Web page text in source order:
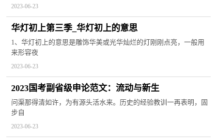
2023-06-23
华灯初上第三季_华灯初上的意思
1、华灯初上的意思是雕饰华美或光华灿烂的灯刚刚点亮，一般用
来形容夜
2023-06-23
2023国考副省级申论范文：流动与新生
问渠那得清如许，为有源头活水来。历史的经验教训一再表明，固
步自
2023-06-23